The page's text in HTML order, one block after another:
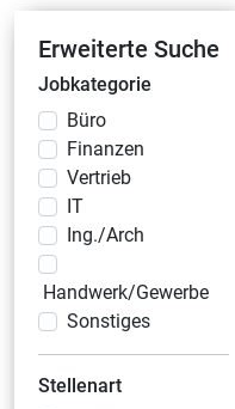
Erweiterte Suche
Jobkategorie
Büro
Finanzen
Vertrieb
IT
Ing./Arch
Handwerk/Gewerbe
Sonstiges
Stellenart